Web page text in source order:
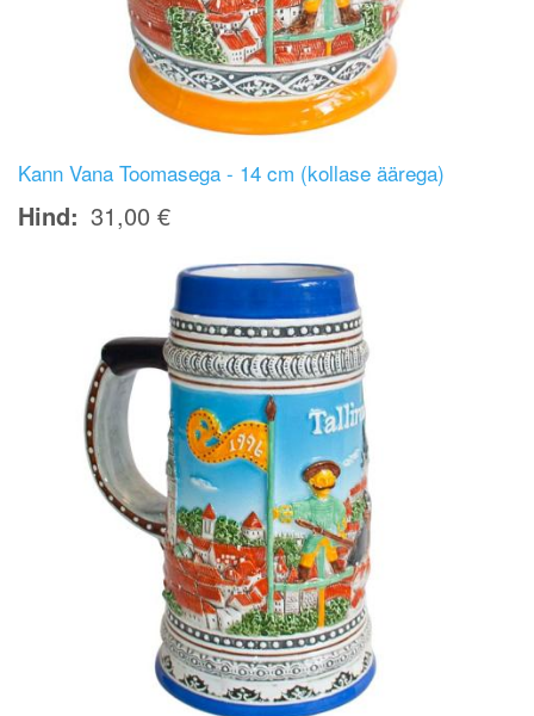
Kann Vana Toomasega - 14 cm (kollase äärega)
Hind 31,00 €